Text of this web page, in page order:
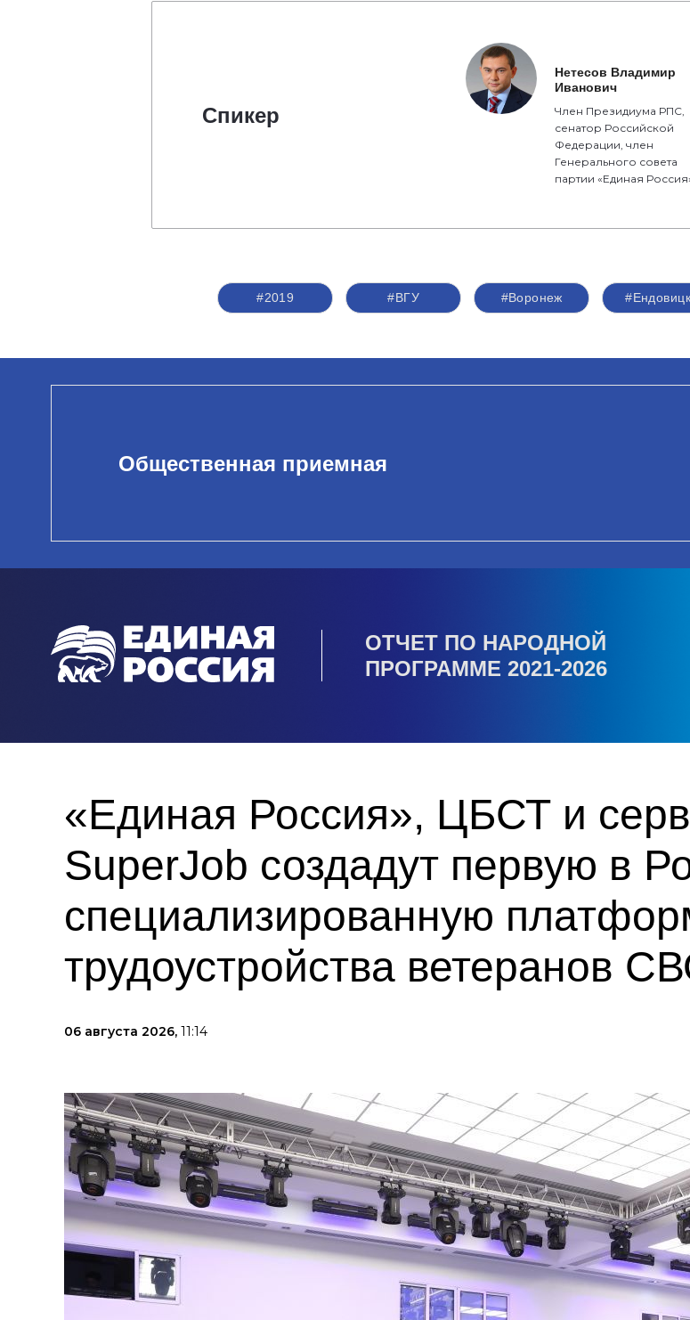
Спикер
Нетесов Владимир
Иванович
Член Президиума РПС,
сенатор Российской
Федерации, член
Генерального совета
партии «Единая
#2019 #ВГУ #Воронеж
Общественная приемная
ОТЧЕТ ПО НАРОДНОЙ
ПРОГРАММЕ 2021-2026
«Единая Россия», ЦБСТ и
SuperJob создадут первую в
специализированную
трудоустройства ветеранов
06 августа 2026, 11:14